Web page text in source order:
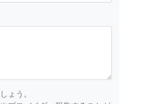
ょう。